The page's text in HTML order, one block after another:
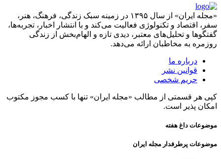
«مجله ایران» از سال ۱۳۹۵ در زمینه سبک زندگی، فرهنگ، هنر،
سفر، اقتصاد و تکنولوژی فعالیت می‌کند و با انتشار اخبار، تجربه‌ها،
گفتگوها و تحلیل‌های معتبر، دیدی تازه و الهام‌بخش از زندگی
روزمره به مخاطبان ارائه می‌دهد.
درباره ما
قوانین نشر
حریم شخصی
کپی هر قسمتی از مطالب «مجله ایران» تنها با کسب مجوز مکتوب
امکان پذیر است.
موضوعات داغ هفته
موضوعات پرطرفدار مجله ایران